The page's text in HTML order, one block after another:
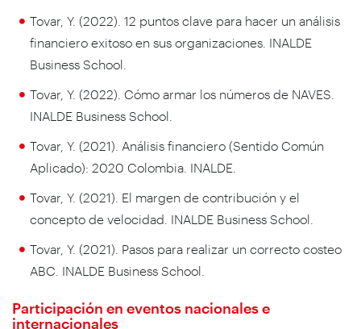
Tovar, Y. (2022). 12 puntos clave para hacer un análisis
financiero exitoso en sus organizaciones. INALDE
Business School.
Tovar, Y. (2022). Cómo armar los números de NAVES.
INALDE Business School.
Tovar, Y. (2021). Análisis financiero (Sentido Común
Aplicado): 2020 Colombia. INALDE.
Tovar, Y. (2021). El margen de contribución y el
concepto de velocidad. INALDE Business School.
Tovar, Y. (2021). Pasos para realizar un correcto costeo
ABC. INALDE Business School.
Participación en eventos nacionales e
internacionales